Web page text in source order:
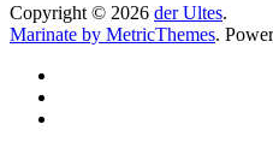
Copyright © 2026 der Ultes.
Marinate by MetricThemes.